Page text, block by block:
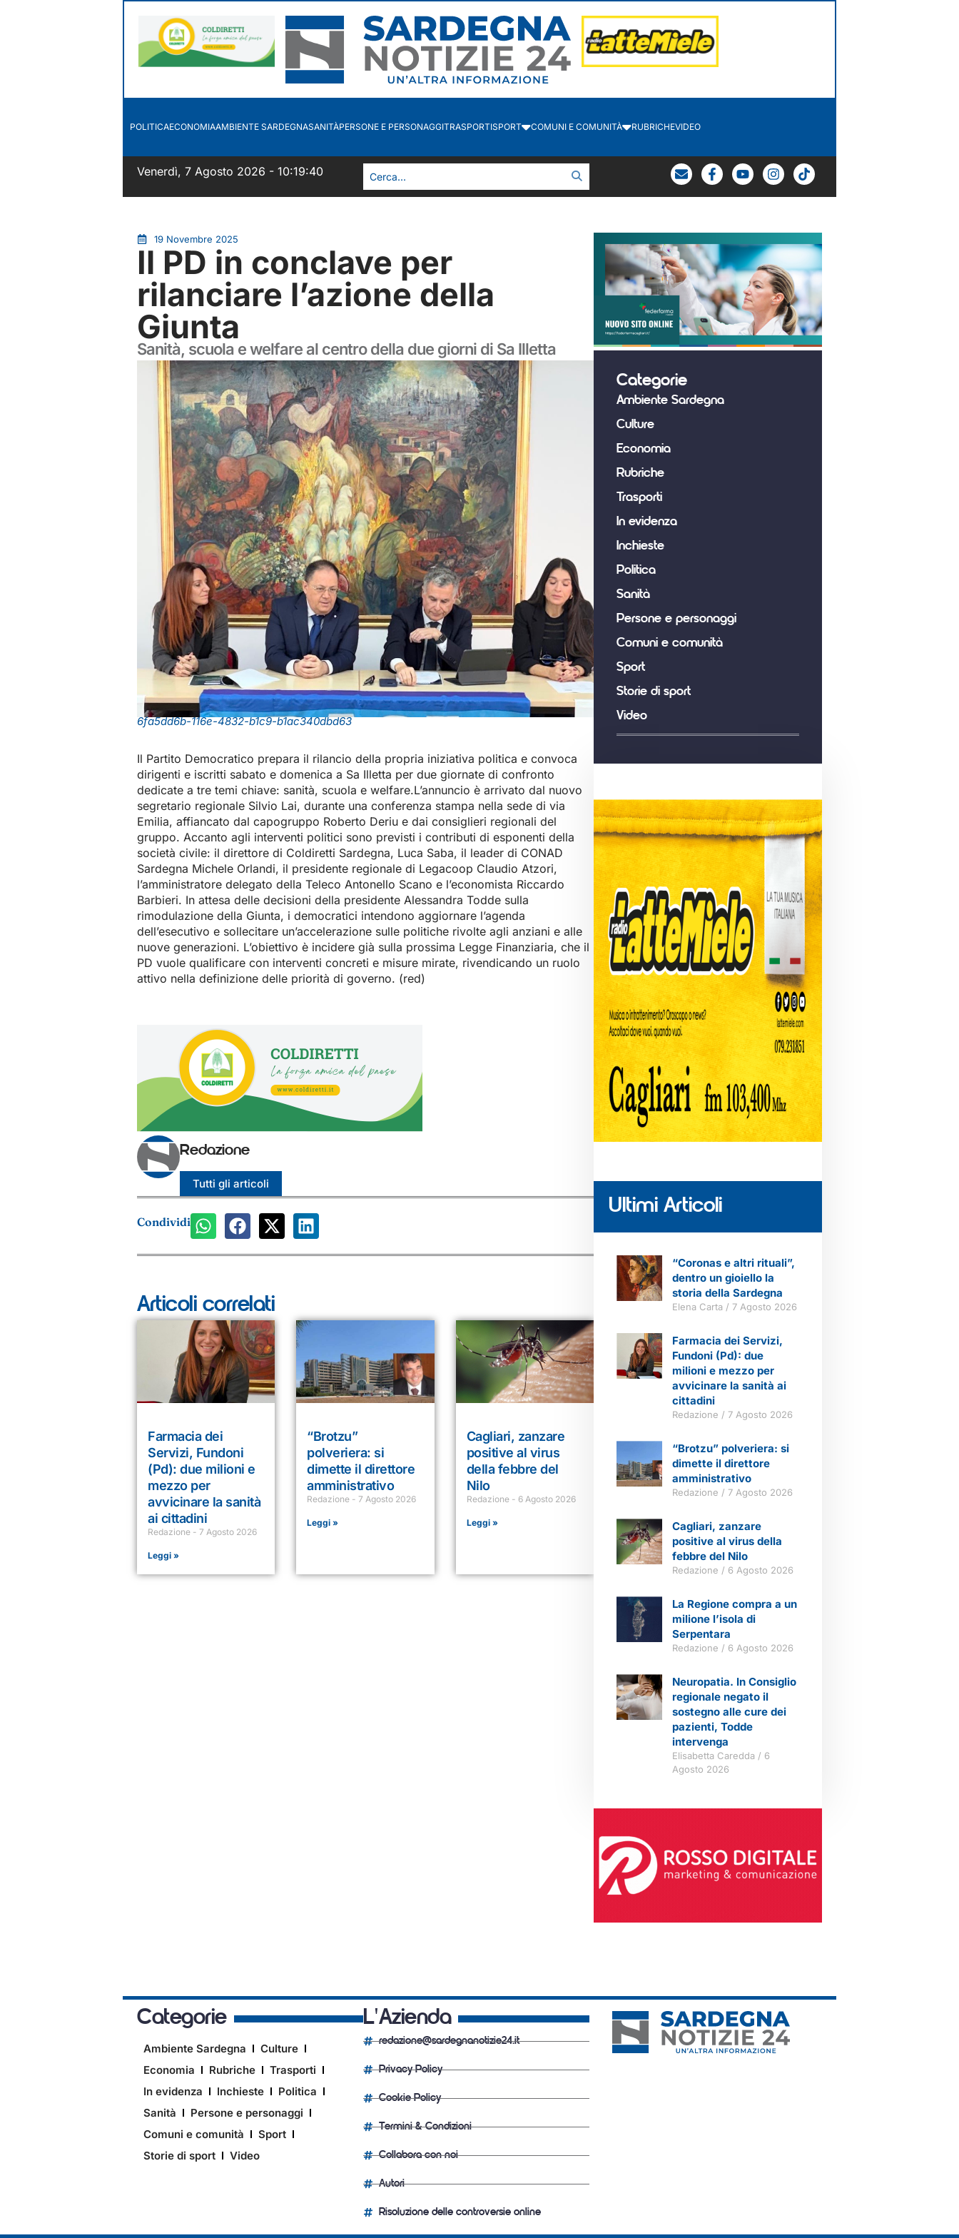
POLITICAECONOMIAAMBIENTE SARDEGNASANITÀPERSONE E PERSONAGGITRASPORTISPORT COMUNI E COMUNITÀ RUBRICHEVIDEO
Venerdì, 7 Agosto 2026 - 10:19:41
19 Novembre 2025
Il PD in conclave per
rilanciare l’azione della
Giunta
Sanità, scuola e welfare al centro della due giorni di Sa Illetta
6fa5dd6b-116e-4832-b1c9-b1ac340dbd63
Il Partito Democratico prepara il rilancio della propria iniziativa politica e convoca
dirigenti e iscritti sabato e domenica a Sa Illetta per due giornate di confronto
dedicate a tre temi chiave: sanità, scuola e welfare.L’annuncio è arrivato dal nuovo
segretario regionale Silvio Lai, durante una conferenza stampa nella sede di via
Emilia, affiancato dal capogruppo Roberto Deriu e dai consiglieri regionali del
gruppo. Accanto agli interventi politici sono previsti i contributi di esponenti della
società civile: il direttore di Coldiretti Sardegna, Luca Saba, il leader di CONAD
Sardegna Michele Orlandi, il presidente regionale di Legacoop Claudio Atzori,
l’amministratore delegato della Teleco Antonello Scano e l’economista Riccardo
Barbieri. In attesa delle decisioni della presidente Alessandra Todde sulla
rimodulazione della Giunta, i democratici intendono aggiornare l’agenda
dell’esecutivo e sollecitare un’accelerazione sulle politiche rivolte agli anziani e alle
nuove generazioni. L’obiettivo è incidere già sulla prossima Legge Finanziaria, che il
PD vuole qualificare con interventi concreti e misure mirate, rivendicando un ruolo
attivo nella definizione delle priorità di governo. (red)
Redazione
Tutti gli articoli
Condividi
Articoli correlati
Farmacia dei
Servizi, Fundoni
(Pd): due milioni e
mezzo per
avvicinare la sanità
ai cittadini
Redazione 7 Agosto 2026
Leggi »
“Brotzu”
polveriera: si
dimette il direttore
amministrativo
Redazione 7 Agosto 2026
Leggi »
Cagliari, zanzare
positive al virus
della febbre del
Nilo
Redazione 6 Agosto 2026
Leggi »
Categorie
Ambiente Sardegna
Culture
Economia
Rubriche
Trasporti
In evidenza
Inchieste
Politica
Sanità
Persone e personaggi
Comuni e comunità
Sport
Storie di sport
Video
Ultimi Articoli
“Coronas e altri rituali”,
dentro un gioiello la
storia della Sardegna
Elena Carta 7 Agosto 2026
Farmacia dei Servizi,
Fundoni (Pd): due
milioni e mezzo per
avvicinare la sanità ai
cittadini
Redazione 7 Agosto 2026
“Brotzu” polveriera: si
dimette il direttore
amministrativo
Redazione 7 Agosto 2026
Cagliari, zanzare
positive al virus della
febbre del Nilo
Redazione 6 Agosto 2026
La Regione compra a un
milione l’isola di
Serpentara
Redazione 6 Agosto 2026
Neuropatia. In Consiglio
regionale negato il
sostegno alle cure dei
pazienti, Todde
intervenga
Elisabetta Caredda
6
Agosto 2026
Categorie
Ambiente Sardegna
Culture
Economia
Rubriche
Trasporti
In evidenza
Inchieste
Politica
Sanità
Persone e personaggi
Comuni e comunità
Sport
Storie di sport
Video
L'Azienda
redazione@sardegnanotizie24.it
Privacy Policy
Cookie Policy
Termini & Condizioni
Collabora con noi
Autori
Risoluzione delle controversie online